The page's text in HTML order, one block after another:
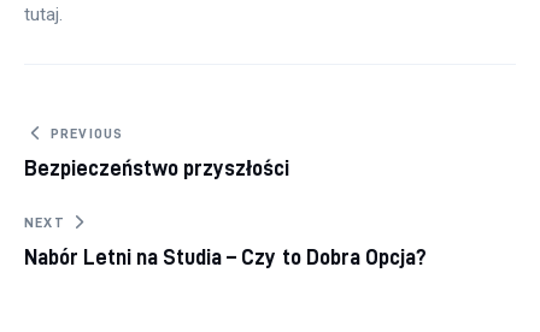
tutaj.
Nawigacja wpisu
PREVIOUS
Bezpieczeństwo przyszłości
NEXT
Nabór Letni na Studia – Czy to Dobra Opcja?